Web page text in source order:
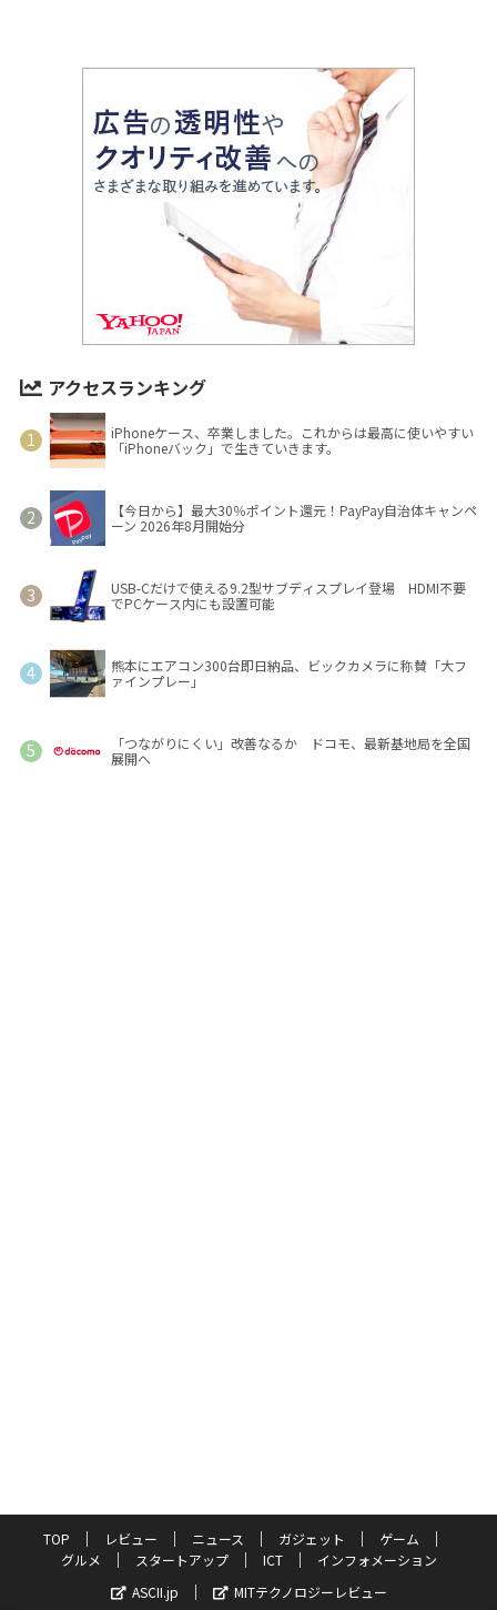
アクセスランキング
iPhoneケース、卒業しました。これからは最高に使いやすい
「iPhoneバック」で生きていきます。
【今日から】最大30％ポイント還元！PayPay自治体キャンペ
ーン 2026年8月開始分
USB-Cだけで使える9.2型サブディスプレイ登場 HDMI不要
でPCケース内にも設置可能
熊本にエアコン300台即日納品、ビックカメラに称賛「大フ
ァインプレー」
「つながりにくい」改善なるか ドコモ、最新基地局を全国
展開へ
TOP レビュー ニュース ガジェット
ゲーム
グルメ
スタートアップ ICT
インフォメーション
ASCII.jp
MITテクノロジーレビュー